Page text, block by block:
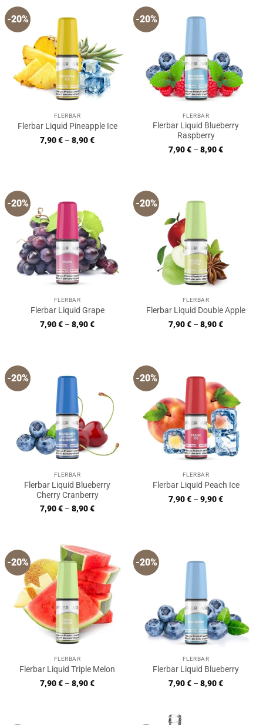
-20%
FLERBAR
Flerbar Liquid Pineapple Ice
7,90€ – 8,90€
-20%
FLERBAR
Flerbar Liquid Blueberry
Raspberry
7,90€ – 8,90€
-20%
FLERBAR
Flerbar Liquid Grape
7,90€ – 8,90€
-20%
FLERBAR
Flerbar Liquid Double Apple
7,90€ – 8,90€
-20%
FLERBAR
Flerbar Liquid Blueberry
Cherry Cranberry
7,90€ – 8,90€
-20%
FLERBAR
Flerbar Liquid Peach Ice
7,90€ – 9,90€
-20%
FLERBAR
Flerbar Liquid Triple Melon
7,90€ – 8,90€
-20%
FLERBAR
Flerbar Liquid Blueberry
7,90€ – 8,90€